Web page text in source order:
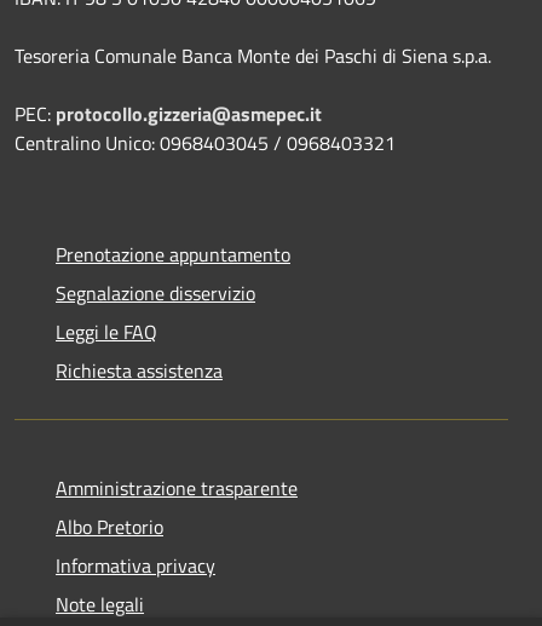
Tesoreria Comunale Banca Monte dei Paschi di Siena s.p.a.
PEC: protocollo.gizzeria@asmepec.it
Centralino Unico: 0968403045 / 0968403321
Prenotazione appuntamento
Segnalazione disservizio
Leggi le FAQ
Richiesta assistenza
Amministrazione trasparente
Albo Pretorio
Informativa privacy
Note legali